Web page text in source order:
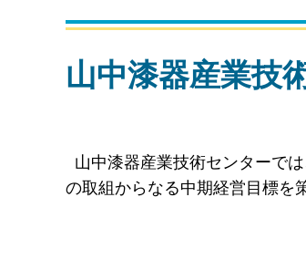
山中漆器産業技
山中漆器産業技術センターで
の取組からなる中期経営目標を